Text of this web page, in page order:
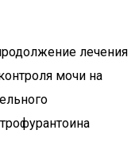
лечения
мочи на